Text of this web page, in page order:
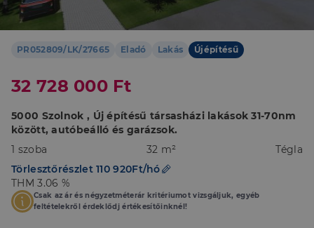
PR052809/LK/27665 Eladó Lakás Újépítésű
32 728 000 Ft
5000 Szolnok , Új építésű társasházi lakások 31-70nm
között, autóbeálló és garázsok.
1 szoba
32 m²
Tégla
Törlesztőrészlet 110 920Ft/hó
THM 3.06 %
Csak az ár és négyzetméterár kritériumot vizsgáljuk, egyéb
feltételekről érdeklődj értékesítőinknél!